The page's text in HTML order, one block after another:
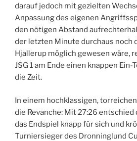
darauf jedoch mit gezielten
Anpassung des eigenen
den nötigen Abstand
der letzten Minute durchaus noch
Hjallerup möglich gewesen wäre,
JSG 1 am Ende einen knappen
die Zeit.
In einem hochklassigen,
die Revanche: Mit 27:26 entschied
das Endspiel knapp für sich und
Turniersieger des Dronninglund